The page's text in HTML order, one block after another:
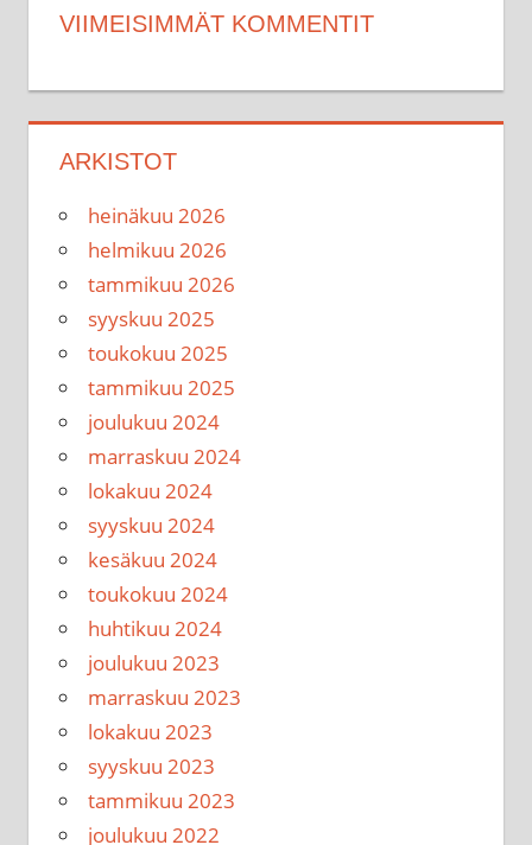
VIIMEISIMMÄT KOMMENTIT
ARKISTOT
heinäkuu 2026
helmikuu 2026
tammikuu 2026
syyskuu 2025
toukokuu 2025
tammikuu 2025
joulukuu 2024
marraskuu 2024
lokakuu 2024
syyskuu 2024
kesäkuu 2024
toukokuu 2024
huhtikuu 2024
joulukuu 2023
marraskuu 2023
lokakuu 2023
syyskuu 2023
tammikuu 2023
joulukuu 2022